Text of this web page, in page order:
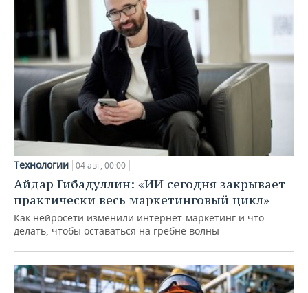
Технологии 04 авг, 00:00
Айдар Гибадуллин: «ИИ сегодня закрывает
практически весь маркетинговый цикл»
Как нейросети изменили интернет-маркетинг и что
делать, чтобы оставаться на гребне волны